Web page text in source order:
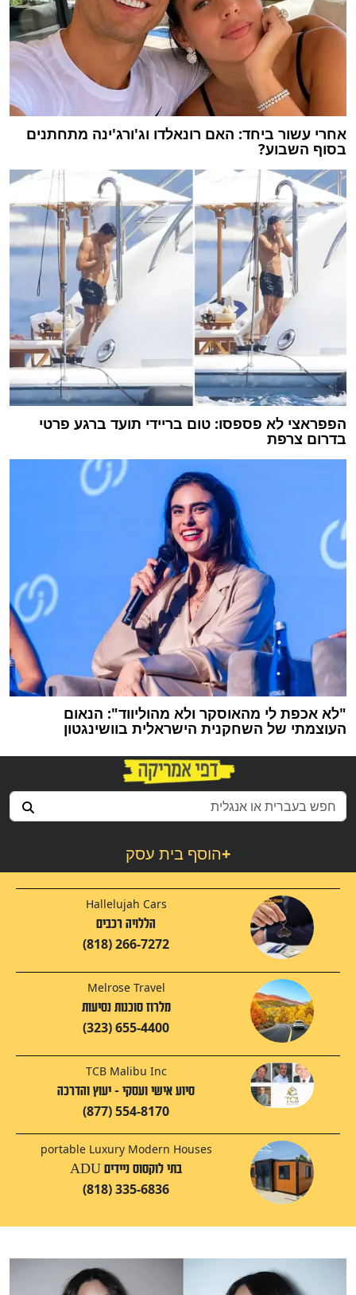
אחרי עשור ביחד: האם רונאלדו וג'ורג'ינה מתחתנים
בסוף השבוע?
הפפראצי לא פספסו: טום בריידי תועד ברגע פרטי
בדרום צרפת
"לא אכפת לי מהאוסקר ולא מהוליווד": הנאום
העוצמתי של השחקנית הישראלית בוושינגטון
הוסף בית עסק+
Hallelujah Cars
הללויה רכבים
(818) 266-7272
Melrose Travel
מלרוז סוכנות נסיעות
(323) 655-4400
TCB Malibu Inc
סיוע אישי ועסקי - יעוץ והדרכה
(877) 554-8170
portable Luxury Modern Houses
בתי לוקסוס ניידים ADU
(818) 335-6836